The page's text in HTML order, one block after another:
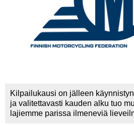
YLEISTÄ
LUE
Kilpailukausi on jälleen
ja valitettavasti kauden alku tuo
lajiemme parissa ilmeneviä